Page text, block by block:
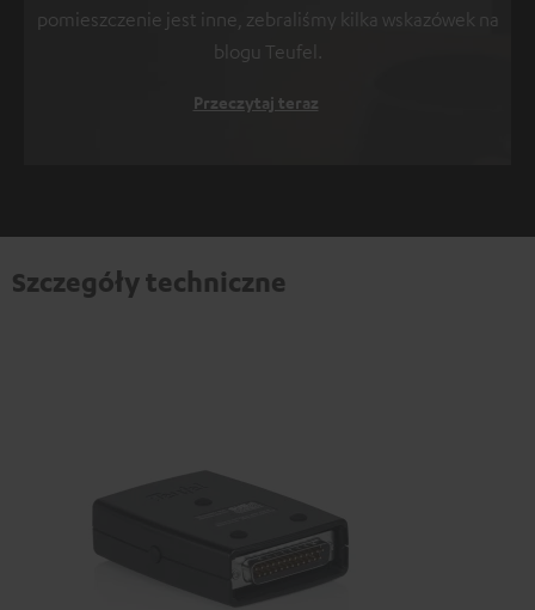
pomieszczenie jest inne, zebraliśmy kilka wskazówek na
blogu Teufel.
Przeczytaj teraz
Szczegóły techniczne